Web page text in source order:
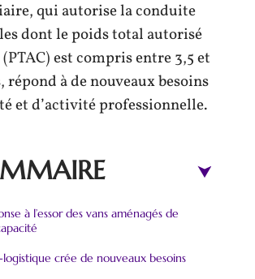
qui autorise la conduite
dont le poids total autorisé
est compris entre 3,5 et
répond à de nouveaux besoins
et d’activité professionnelle.
à l’essor des vans aménagés de
logistique crée de nouveaux besoins